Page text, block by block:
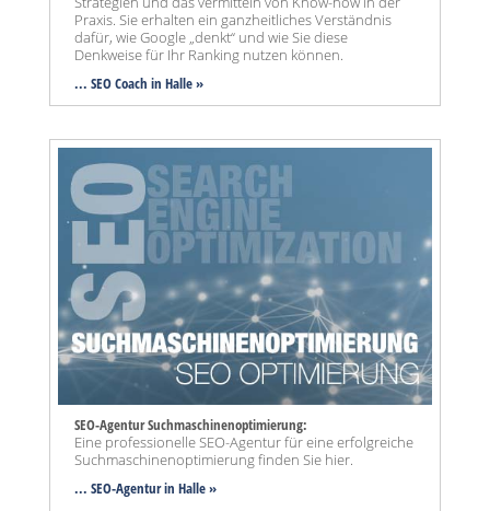
Praxis. Sie erhalten ein ganzheitliches Verständnis
dafür, wie Google „denkt“ und wie Sie diese
Denkweise für Ihr Ranking nutzen können.
... SEO Coach in Halle »
SEO-Agentur Suchmaschinenoptimierung:
Eine professionelle SEO-Agentur für eine erfolgreiche
Suchmaschinenoptimierung finden Sie hier.
... SEO-Agenturin Halle »